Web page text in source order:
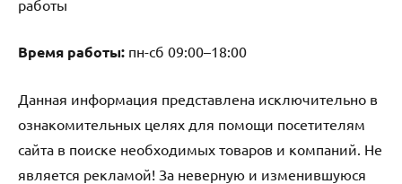
работы
Время работы: пн-сб 09:00–18:00
Данная информация представлена исключительно в
ознакомительных целях для помощи посетителям
сайта в поиске необходимых товаров и компаний. Не
является рекламой! За неверную и изменившуюся